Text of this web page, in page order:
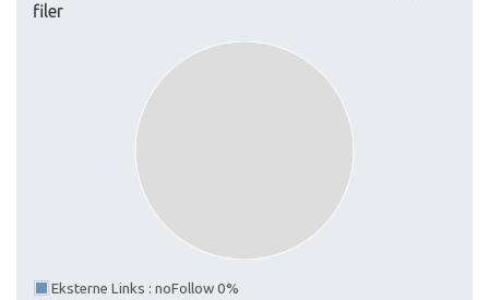
filer
Eksterne Links : noFollow 0%